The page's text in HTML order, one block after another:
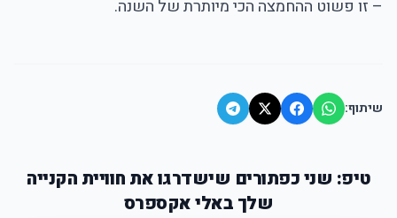
– זו פשוט ההחמצה הכי מיותרת של השנה.
שיתוף:
טיפ: שני כפתורים שישדרגו את חוויית הקנייה
שלך באלי אקספרס